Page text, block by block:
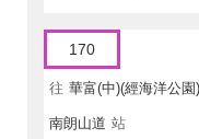
170
往 華富(中)(經海洋公園)
南朗山道 站